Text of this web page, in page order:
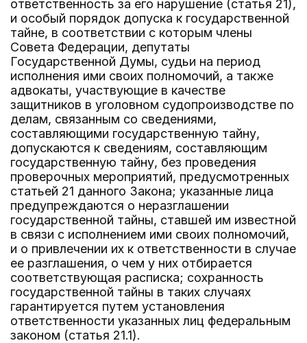
ответственность за его нарушение (статья 21),
и особый порядок допуска к государственной
тайне, в соответствии с которым члены
Совета Федерации, депутаты
Государственной Думы, судьи на период
исполнения ими своих полномочий, а также
адвокаты, участвующие в качестве
защитников в уголовном судопроизводстве по
делам, связанным со сведениями,
составляющими государственную тайну,
допускаются к сведениям, составляющим
государственную тайну, без проведения
проверочных мероприятий, предусмотренных
статьей 21 данного Закона; указанные лица
предупреждаются о неразглашении
государственной тайны, ставшей им известной
в связи с исполнением ими своих полномочий,
и о привлечении их к ответственности в случае
ее разглашения, о чем у них отбирается
соответствующая расписка; сохранность
государственной тайны в таких случаях
гарантируется путем установления
ответственности указанных лиц федеральным
законом (статья 21.1).